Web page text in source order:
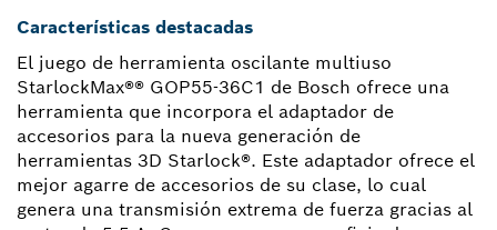
Características destacadas
El juego de herramienta oscilante multiuso
StarlockMax®® GOP55-36C1 de Bosch ofrece una
herramienta que incorpora el adaptador de
accesorios para la nueva generación de
herramientas 3D Starlock®. Este adaptador ofrece el
mejor agarre de accesorios de su clase, lo cual
genera una transmisión extrema de fuerza gracias al